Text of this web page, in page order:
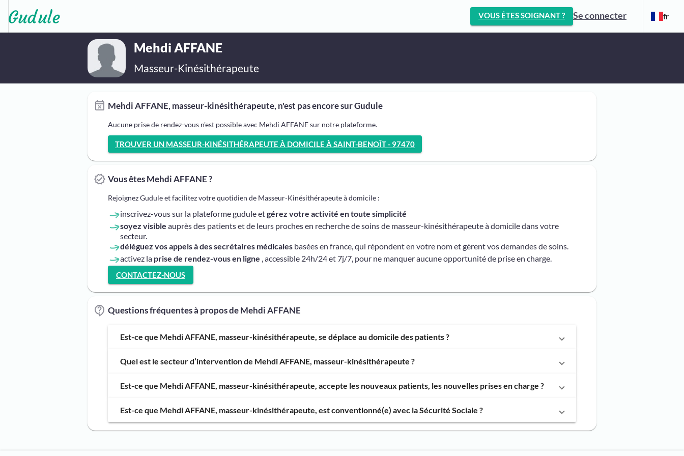
VOUS ÊTES SOIGNANT ? Se connecter fr
Mehdi AFFANE
Masseur-Kinésithérapeute
Mehdi AFFANE, masseur-kinésithérapeute, n'est pas encore sur Gudule
Aucune prise de rendez-vous n'est possible avec Mehdi AFFANE sur notre plateforme.
TROUVER UN MASSEUR-KINÉSITHÉRAPEUTE À DOMICILE À SAINT-BENOÎT - 97470
Vous êtes Mehdi AFFANE ?
Rejoignez Gudule et facilitez votre quotidien de Masseur-Kinésithérapeute à domicile :
inscrivez-vous sur la plateforme gudule etgérez votre activité en toute simplicité
soyez visible auprès des patients et de leurs proches en recherche de soins de masseur-kinésithérapeute à domicile dans votre
secteur.
déléguez vos appels à des secrétaires médicales basées en france, qui répondent en votre nom et gèrent vos demandes de soins.
activez la prise de rendez-vous en ligne , accessible 24h/24 et 7j/7, pour ne manquer aucune opportunité de prise en charge.
CONTACTEZ-NOUS
Questions fréquentes à propos de Mehdi AFFANE
Est-ce que Mehdi AFFANE, masseur-kinésithérapeute, se déplace au domicile des patients ?
Quel est le secteur d’intervention de Mehdi AFFANE, masseur-kinésithérapeute ?
Est-ce que Mehdi AFFANE, masseur-kinésithérapeute, accepte les nouveaux patients, les nouvelles prises en charge ?
Est-ce que Mehdi AFFANE, masseur-kinésithérapeute, est conventionné(e) avec la Sécurité Sociale ?